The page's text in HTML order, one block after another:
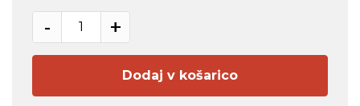
- +
Dodaj v košarico